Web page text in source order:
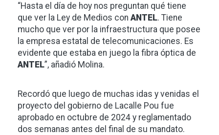
“Hasta el día de hoy nos preguntan qué tiene
que ver la Ley de Medios con ANTEL. Tiene
mucho que ver por la infraestructura que posee
la empresa estatal de telecomunicaciones. Es
evidente que estaba en juego la fibra óptica de
ANTEL”, añadió Molina.
Recordó que luego de muchas idas y venidas el
proyecto del gobierno de Lacalle Pou fue
aprobado en octubre de 2024 y reglamentado
dos semanas antes del final de su mandato.